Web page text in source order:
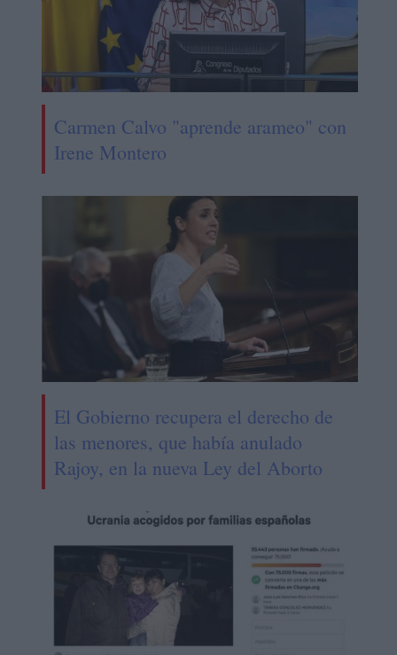
Carmen Calvo "aprende arameo" con
Irene Montero
El Gobierno recupera el derecho de
las menores, que había anulado
Rajoy, en la nueva Ley del Aborto